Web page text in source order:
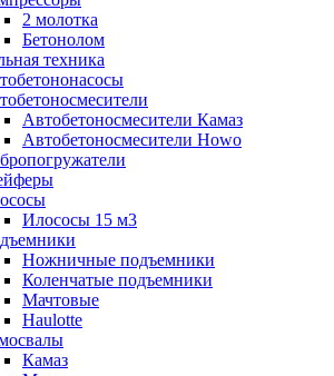
2 молотка
Бетонолом
техника
Автобетоносмесители Камаз
Автобетоносмесители Howo
Илососы 15 м3
Ножничные подъемники
Коленчатые подъемники
Мачтовые
Haulotte
Камаз